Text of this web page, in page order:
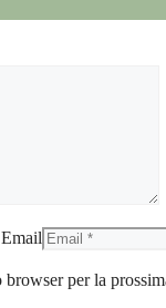
Email
per la